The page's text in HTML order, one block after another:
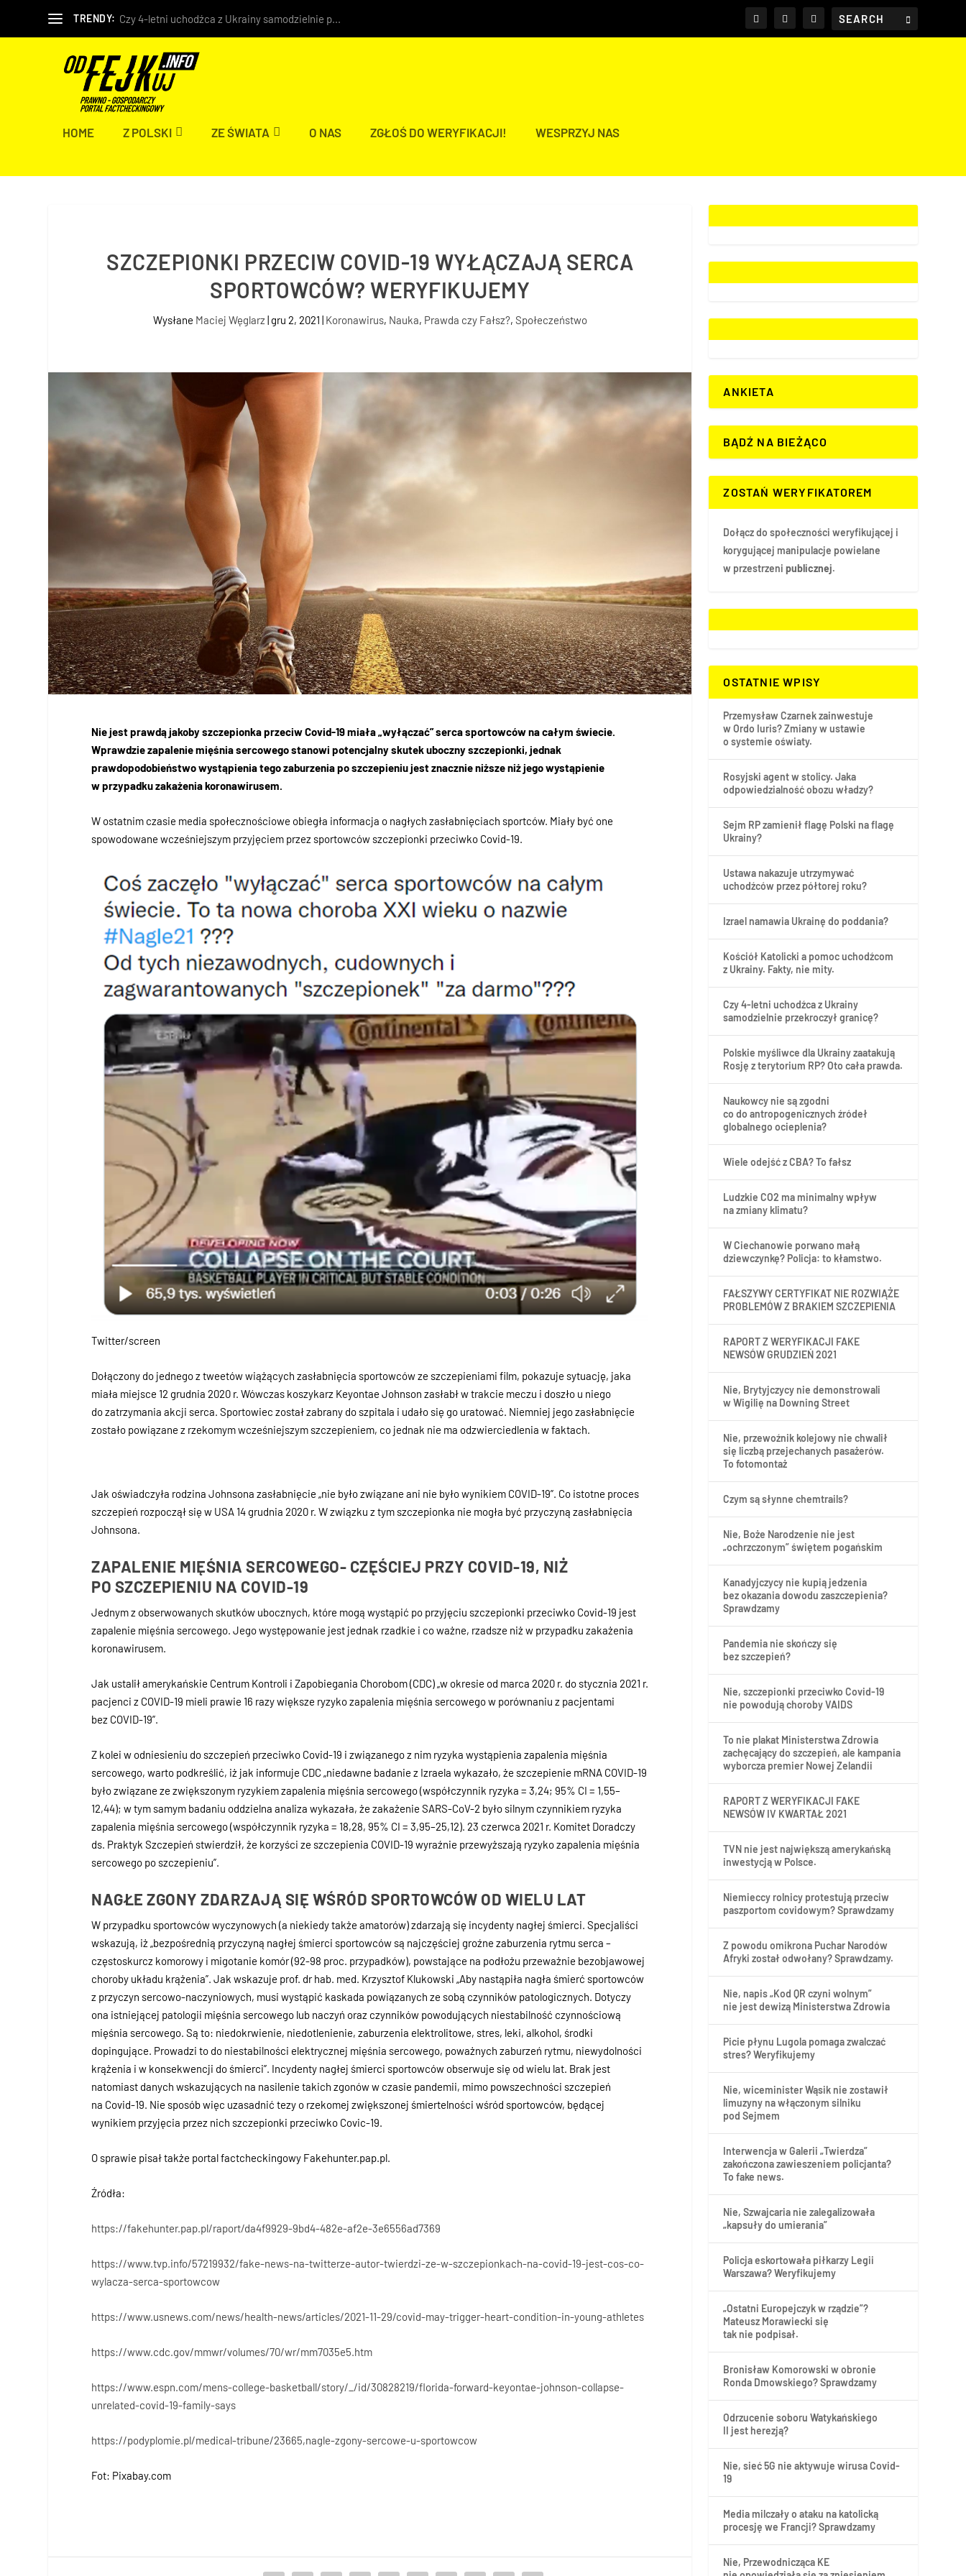
TRENDY: Czy 4-letni uchodźca z Ukrainy samodzielnie p...
HOME Z POLSKI ZE ŚWIATA O NAS ZGŁOŚ DO WERYFIKACJI! WESPRZYJ NAS
SZCZEPIONKI PRZECIW COVID-19 WYŁĄCZAJĄ SERCA
SPORTOWCÓW? WERYFIKUJEMY
Wysłane Maciej Węglarz| gru 2, 2021 Koronawirus, Nauka, Prawda czy Fałsz?, Społeczeństwo
Nie jest prawdą jakoby szczepionka przeciw Covid-19 miała „wyłączać” serca sportowców na całym świecie.
Wprawdzie zapalenie mięśnia sercowego stanowi potencjalny skutek uboczny szczepionki, jednak
prawdopodobieństwo wystąpienia tego zaburzenia po szczepieniu jest znacznie niższe niż jego wystąpienie
w przypadku zakażenia koronawirusem.
W ostatnim czasie media społecznościowe obiegła informacja o nagłych zasłabnięciach sportców. Miały być one
spowodowane wcześniejszym przyjęciem przez sportowców szczepionki przeciwko Covid-19.
Twitter/screen
Dołączony do jednego z tweetów wiążących zasłabnięcia sportowców ze szczepieniami film, pokazuje sytuację, jaka
miała miejsce 12 grudnia 2020 r. Wówczas koszykarz Keyontae Johnson zasłabł w trakcie meczu i doszło u niego
do zatrzymania akcji serca. Sportowiec został zabrany do szpitala i udało się go uratować. Niemniej jego zasłabnięcie
zostało powiązane z rzekomym wcześniejszym szczepieniem, co jednak nie ma odzwierciedlenia w faktach.
Jak oświadczyła rodzina Johnsona zasłabnięcie „nie było związane ani nie było wynikiem COVID-19”. Co istotne proces
szczepień rozpoczął się w USA 14 grudnia 2020 r. W związku z tym szczepionka nie mogła być przyczyną zasłabnięcia
Johnsona.
ZAPALENIE MIĘŚNIA SERCOWEGO- CZĘŚCIEJ PRZY COVID-19, NIŻ
PO SZCZEPIENIU NA COVID-19
Jednym z obserwowanych skutków ubocznych, które mogą wystąpić po przyjęciu szczepionki przeciwko Covid-19 jest
zapalenie mięśnia sercowego. Jego występowanie jest jednak rzadkie i co ważne, rzadsze niż w przypadku zakażenia
koronawirusem.
Jak ustalił amerykańskie Centrum Kontroli i Zapobiegania Chorobom (CDC) „w okresie od marca 2020 r. do stycznia 2021 r.
pacjenci z COVID-19 mieli prawie 16 razy większe ryzyko zapalenia mięśnia sercowego w porównaniu z pacjentami
bez COVID-19”.
Z kolei w odniesieniu do szczepień przeciwko Covid-19 i związanego z nim ryzyka wystąpienia zapalenia mięśnia
sercowego, warto podkreślić, iż jak informuje CDC „niedawne badanie z Izraela wykazało, że szczepienie mRNA COVID-19
było związane ze zwiększonym ryzykiem zapalenia mięśnia sercowego (współczynnik ryzyka = 3,24; 95% CI = 1,55–
12,44); w tym samym badaniu oddzielna analiza wykazała, że ​​zakażenie SARS-CoV-2 było silnym czynnikiem ryzyka
zapalenia mięśnia sercowego (współczynnik ryzyka = 18,28, 95% CI = 3,95–25,12). 23 czerwca 2021 r. Komitet Doradczy
ds. Praktyk Szczepień stwierdził, że korzyści ze szczepienia COVID-19 wyraźnie przewyższają ryzyko zapalenia mięśnia
sercowego po szczepieniu”.
NAGŁE ZGONY ZDARZAJĄ SIĘ WŚRÓD SPORTOWCÓW OD WIELU LAT
W przypadku sportowców wyczynowych (a niekiedy także amatorów) zdarzają się incydenty nagłej śmierci. Specjaliści
wskazują, iż „bezpośrednią przyczyną nagłej śmierci sportowców są najczęściej groźne zaburzenia rytmu serca –
częstoskurcz komorowy i migotanie komór (92-98 proc. przypadków), powstające na podłożu przeważnie bezobjawowej
choroby układu krążenia”. Jak wskazuje prof. dr hab. med. Krzysztof Klukowski „Aby nastąpiła nagła śmierć sportowców
z przyczyn sercowo-naczyniowych, musi wystąpić kaskada powiązanych ze sobą czynników patologicznych. Dotyczy
ona istniejącej patologii mięśnia sercowego lub naczyń oraz czynników powodujących niestabilność czynnościową
mięśnia sercowego. Są to: niedokrwienie, niedotlenienie, zaburzenia elektrolitowe, stres, leki, alkohol, środki
dopingujące. Prowadzi to do niestabilności elektrycznej mięśnia sercowego, poważnych zaburzeń rytmu, niewydolności
krążenia i w konsekwencji do śmierci”. Incydenty nagłej śmierci sportowców obserwuje się od wielu lat. Brak jest
natomiast danych wskazujących na nasilenie takich zgonów w czasie pandemii, mimo powszechności szczepień
na Covid-19. Nie sposób więc uzasadnić tezy o rzekomej zwiększonej śmiertelności wśród sportowców, będącej
wynikiem przyjęcia przez nich szczepionki przeciwko Covic-19.
O sprawie pisał także portal factcheckingowy Fakehunter.pap.pl.
Źródła:
https://fakehunter.pap.pl/raport/da4f9929-9bd4-482e-af2e-3e6556ad7369
https://www.tvp.info/57219932/fake-news-na-twitterze-autor-twierdzi-ze-w-szczepionkach-na-covid-19-jest-cos-co-
wylacza-serca-sportowcow
https://www.usnews.com/news/health-news/articles/2021-11-29/covid-may-trigger-heart-condition-in-young-athletes
https://www.cdc.gov/mmwr/volumes/70/wr/mm7035e5.htm
https://www.espn.com/mens-college-basketball/story/_/id/30828219/florida-forward-keyontae-johnson-collapse-
unrelated-covid-19-family-says
https://podyplomie.pl/medical-tribune/23665,nagle-zgony-sercowe-u-sportowcow
Fot: Pixabay.com
ANKIETA
BĄDŹ NA BIEŻĄCO
ZOSTAŃ WERYFIKATOREM
Dołącz do społeczności weryfikującej i
korygującej manipulacje powielane
w przestrzenipublicznej.
OSTATNIE WPISY
Przemysław Czarnek zainwestuje
w Ordo Iuris? Zmiany w ustawie
o systemie oświaty.
Rosyjski agent w stolicy. Jaka
odpowiedzialność obozu władzy?
Sejm RP zamienił flagę Polski na flagę
Ukrainy?
Ustawa nakazuje utrzymywać
uchodźców przez półtorej roku?
Izrael namawia Ukrainę do poddania?
Kościół Katolicki a pomoc uchodźcom
z Ukrainy. Fakty, nie mity.
Czy 4-letni uchodźca z Ukrainy
samodzielnie przekroczył granicę?
Polskie myśliwce dla Ukrainy zaatakują
Rosję z terytorium RP? Oto cała prawda.
Naukowcy nie są zgodni
co do antropogenicznych źródeł
globalnego ocieplenia?
Wiele odejść z CBA? To fałsz
Ludzkie CO2 ma minimalny wpływ
na zmiany klimatu?
W Ciechanowie porwano małą
dziewczynkę? Policja: to kłamstwo.
FAŁSZYWY CERTYFIKAT NIE ROZWIĄŻE
PROBLEMÓW Z BRAKIEM SZCZEPIENIA
RAPORT Z WERYFIKACJI FAKE
NEWSÓW GRUDZIEŃ 2021
Nie, Brytyjczycy nie demonstrowali
w Wigilię na Downing Street
Nie, przewoźnik kolejowy nie chwalił
się liczbą przejechanych pasażerów.
To fotomontaż
Czym są słynne chemtrails?
Nie, Boże Narodzenie nie jest
„ochrzczonym” świętem pogańskim
Kanadyjczycy nie kupią jedzenia
bez okazania dowodu zaszczepienia?
Sprawdzamy
Pandemia nie skończy się
bez szczepień?
Nie, szczepionki przeciwko Covid-19
nie powodują choroby VAIDS
To nie plakat Ministerstwa Zdrowia
zachęcający do szczepień, ale kampania
wyborcza premier Nowej Zelandii
RAPORT Z WERYFIKACJI FAKE
NEWSÓW IV KWARTAŁ 2021
TVN nie jest największą amerykańską
inwestycją w Polsce.
Niemieccy rolnicy protestują przeciw
paszportom covidowym? Sprawdzamy
Z powodu omikrona Puchar Narodów
Afryki został odwołany? Sprawdzamy.
Nie, napis „Kod QR czyni wolnym”
nie jest dewizą Ministerstwa Zdrowia
Picie płynu Lugola pomaga zwalczać
stres? Weryfikujemy
Nie, wiceminister Wąsik nie zostawił
limuzyny na włączonym silniku
pod Sejmem
Interwencja w Galerii „Twierdza”
zakończona zawieszeniem policjanta?
To fake news.
Nie, Szwajcaria nie zalegalizowała
„kapsuły do umierania”
Policja eskortowała piłkarzy Legii
Warszawa? Weryfikujemy
„Ostatni Europejczyk w rządzie”?
Mateusz Morawiecki się
tak nie podpisał.
Bronisław Komorowski w obronie
Ronda Dmowskiego? Sprawdzamy
Odrzucenie soboru Watykańskiego
II jest herezją?
Nie, sieć 5G nie aktywuje wirusa Covid-
19
Media milczały o ataku na katolicką
procesję we Francji? Sprawdzamy
Nie, Przewodnicząca KE